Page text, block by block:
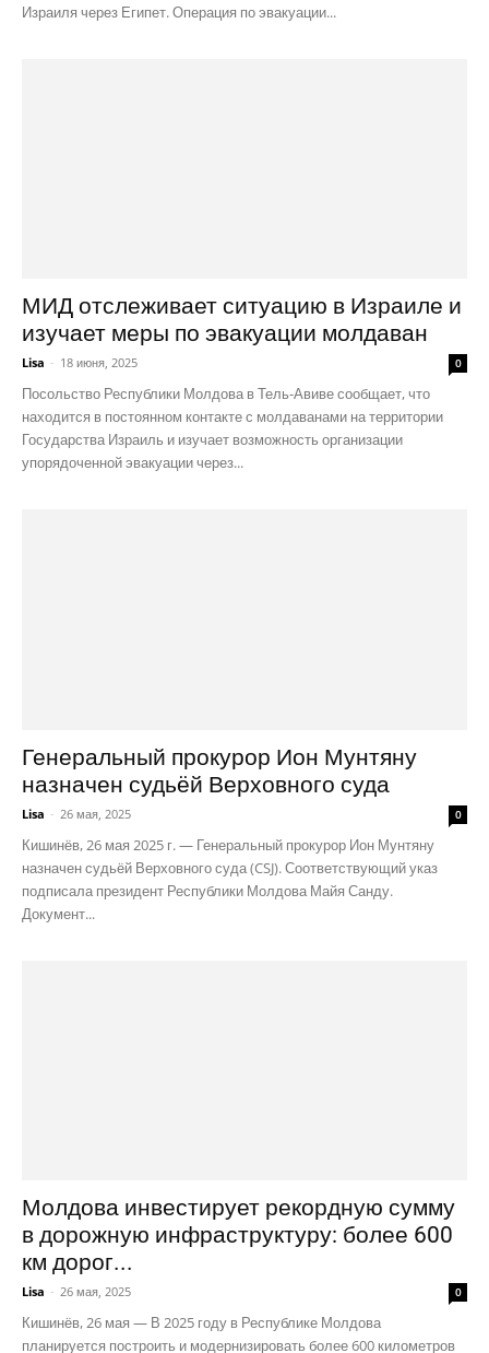
Израиля через Египет. Операция по эвакуации...
МИД отслеживает ситуацию в Израиле и
изучает меры по эвакуации молдаван
Lisa - 18 июня, 2025 0
Посольство Республики Молдова в Тель-Авиве сообщает, что
находится в постоянном контакте с молдаванами на территории
Государства Израиль и изучает возможность организации
упорядоченной эвакуации через...
Генеральный прокурор Ион Мунтяну
назначен судьёй Верховного суда
Lisa - 26 мая, 2025 0
Кишинёв, 26 мая 2025 г. — Генеральный прокурор Ион Мунтяну
назначен судьёй Верховного суда (CSJ). Соответствующий указ
подписала президент Республики Молдова Майя Санду.
Документ...
Молдова инвестирует рекордную сумму
в дорожную инфраструктуру: более 600
км дорог...
Lisa - 26 мая, 2025 0
Кишинёв, 26 мая — В 2025 году в Республике Молдова
планируется построить и модернизировать более 600 километров